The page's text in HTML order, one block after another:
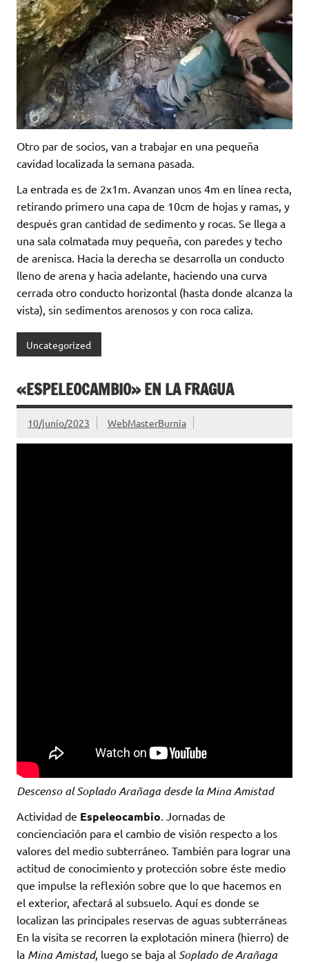
Otro par de socios, van a trabajar en una pequeña
cavidad localizada la semana pasada.
La entrada es de 2x1m. Avanzan unos 4m en línea recta,
retirando primero una capa de 10cm de hojas y ramas, y
después gran cantidad de sedimento y rocas. Se llega a
una sala colmatada muy pequeña, con paredes y techo
de arenisca. Hacia la derecha se desarrolla un conducto
lleno de arena y hacia adelante, haciendo una curva
cerrada otro conducto horizontal (hasta donde alcanza la
vista), sin sedimentos arenosos y con roca caliza.
Uncategorized
«ESPELEOCAMBIO» EN LA FRAGUA
10/junio/2023 WebMasterBurnia
Descenso al Soplado Arañaga desde la Mina Amistad
Actividad de Espeleocambio. Jornadas de
concienciación para el cambio de visión respecto a los
valores del medio subterráneo. También para lograr una
actitud de conocimiento y protección sobre éste medio
que impulse la reflexión sobre que lo que hacemos en
el exterior, afectará al subsuelo. Aquí es donde se
localizan las principales reservas de aguas subterráneas
En la visita se recorren la explotación minera (hierro) de
la Mina Amistad, luego se baja al Soplado de Arañaga